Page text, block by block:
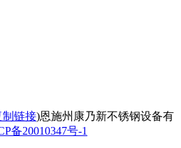
制链接)恩施州康乃新不锈钢设备有
备20010347号-1